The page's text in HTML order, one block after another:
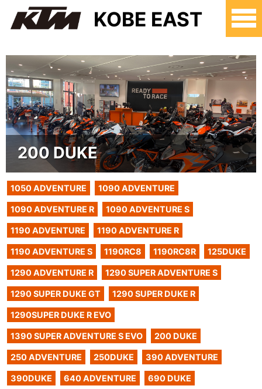
KOBE EAST
200 DUKE
1050 ADVENTURE 1090 ADVENTURE
1090 ADVENTURE R 1090 ADVENTURE S
1190 ADVENTURE 1190 ADVENTURE R
1190 ADVENTURE S 1190RC8 1190RC8R 125DUKE
1290 ADVENTURE R 1290 SUPER ADVENTURE S
1290 SUPER DUKE GT 1290 SUPER DUKE R
1290SUPER DUKE R EVO
1390 SUPER ADVENTURE S EVO 200 DUKE
250 ADVENTURE 250DUKE 390 ADVENTURE
390DUKE 640 ADVENTURE 690 DUKE